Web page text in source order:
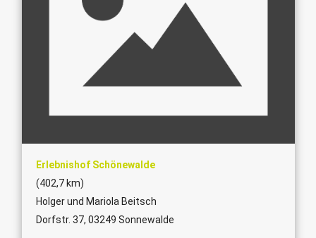
Erlebnishof Schönewalde
(402,7 km)
Holger und Mariola Beitsch
Dorfstr. 37, 03249 Sonnewalde